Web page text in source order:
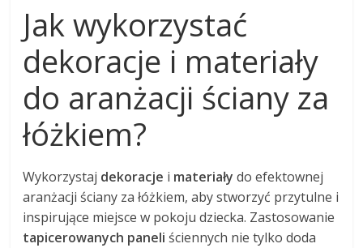
Jak wykorzystać
dekoracje i materiały
do aranżacji ściany za
łóżkiem?
Wykorzystaj dekoracje i materiały do efektownej
aranżacji ściany za łóżkiem, aby stworzyć przytulne i
inspirujące miejsce w pokoju dziecka. Zastosowanie
tapicerowanych paneli ściennych nie tylko doda